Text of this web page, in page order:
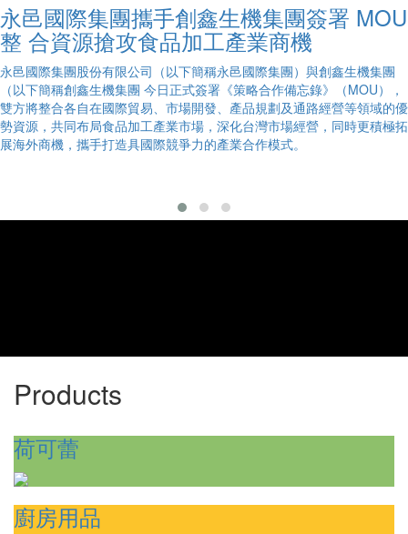
永邑國際集團攜手創鑫生機集團簽署 MOU
整 合資源搶攻食品加工產業商機
永邑國際集團股份有限公司（以下簡稱永邑國際集團）與創鑫生機集團
（以下簡稱創鑫生機集團 今日正式簽署《策略合作備忘錄》（MOU），
雙方將整合各自在國際貿易、市場開發、產品規劃及通路經營等領域的優
勢資源，共同布局食品加工產業市場，深化台灣市場經營，同時更積極拓
展海外商機，攜手打造具國際競爭力的產業合作模式。
Products
荷可蕾
廚房用品